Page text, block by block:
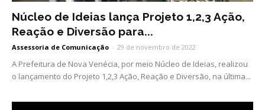
Núcleo de Ideias lança Projeto 1,2,3 Ação,
Reação e Diversão para...
Assessoria de Comunicação - 29 de novembro de 2022
A Prefeitura de Nova Venécia, por meio Núcleo de Ideias, realizou
o lançamento do Projeto 1,2,3 Ação, Reação e Diversão, na última...